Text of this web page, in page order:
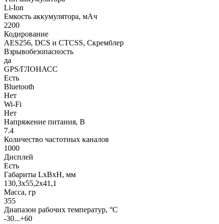
Li-Ion
Емкость аккумулятора, мАч
2200
Кодирование
AES256, DCS и CTCSS, Скремблер
Взрывобезопасность
да
GPS/ГЛОНАСС
Есть
Bluetooth
Нет
Wi-Fi
Нет
Напряжение питания, В
7.4
Количество частотных каналов
1000
Дисплей
Есть
Габариты LхBхН, мм
130,3x55,2x41,1
Масса, гр
355
Диапазон рабочих температур, °С
-30...+60